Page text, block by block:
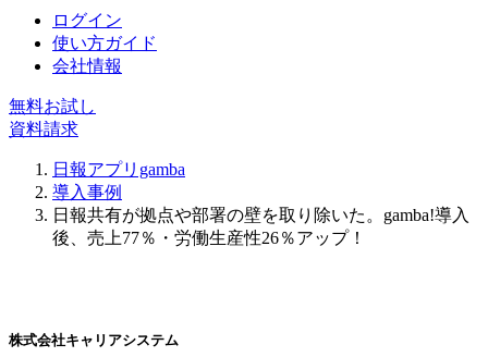
ログイン
使い方ガイド
会社情報
無料お試し
資料請求
日報アプリgamba
導入事例
日報共有が拠点や部署の壁を取り除いた。gamba!導入
後、売上77％・労働生産性26％アップ！
株式会社キャリアシステム